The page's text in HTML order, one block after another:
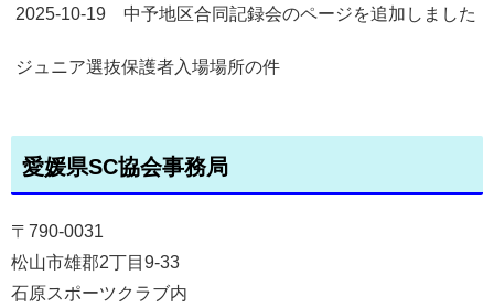
2025-10-19 中予地区合同記録会のページを追加しました
ジュニア選抜保護者入場場所の件
愛媛県SC協会事務局
〒790-0031
松山市雄郡2丁目9-33
石原スポーツクラブ内